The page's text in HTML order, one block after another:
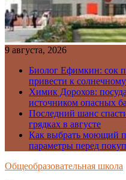
9 августа, 2026
Биолог Ефимкин: сок
привести к
Химик Дорохов:
источником опасных
Последний шанс
грядках в августе
Как выбрать моющий
параметры перед
Общеобразовательная школа